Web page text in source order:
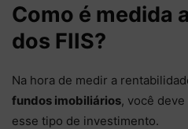
Como é medida
dos FIIS?
Na hora de medir a
fundos imobiliários, você
esse tipo de investimento.